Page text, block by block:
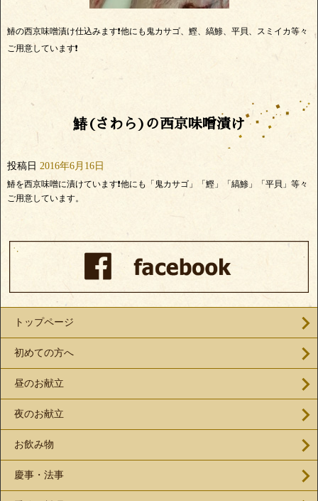
鰆の西京味噌漬け仕込みます❗他にも鬼カサゴ、鰹、縞鯵、平貝、スミイカ等々
ご用意しています❗
鰆(さわら)の西京味噌漬け
投稿日 2016年6月16日
鰆を西京味噌に漬けています❗他にも「鬼カサゴ」「鰹」「縞鯵」「平貝」等々
ご用意しています。
トップページ
初めての方へ
昼のお献立
夜のお献立
お飲み物
慶事・法事